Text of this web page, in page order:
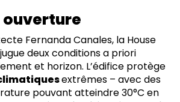
Fernanda Canales, la House
deux conditions a priori
et horizon. L’édifice protège
extrêmes – avec des
pouvant atteindre 30°C en